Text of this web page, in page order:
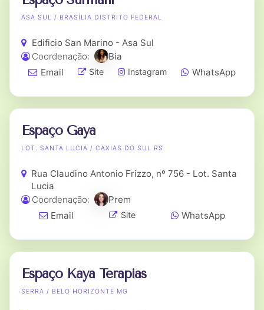
ASA SUL / BRASÍLIA DISTRITO FEDERAL
Edificio San Marino - Asa Sul
Coordenação:
Bia
Email
Site Instagram WhatsApp
Espaço Gaya
LOT. SANTA LUCIA / CAXIAS DO SUL RS
Rua Claudino Antonio Frizzo, nº 756 - Lot. Santa
Lucia
Coordenação:
Prem
Email
Site WhatsApp
Espaço Kaya Terapias
SERRA / BELO HORIZONTE MG